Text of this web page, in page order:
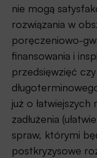
nie mogą
rozwiązania w
poręczeniowo-
finansowania i
przedsięwzięć
już o
zadłużenia
spraw, którymi
postkryzysowe